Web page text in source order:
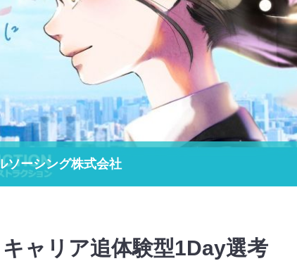
ソーシング株式会社
ャリア追体験型1Day選考